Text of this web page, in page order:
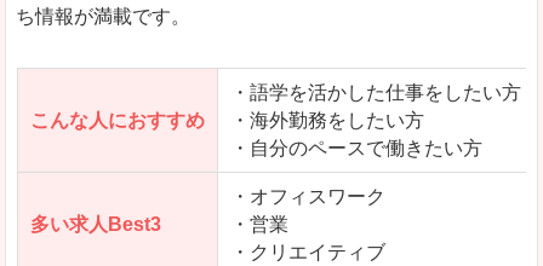
「エン転職ウーマン」で「長生郡睦沢町」の
ち情報が満載です。
こんな人におすすめ
・語学を活かした仕事をしたい方
・海外勤務をしたい方
・自分のペースで働きたい方
多い求人Best3
・オフィスワーク
・営業
・クリエイティブ